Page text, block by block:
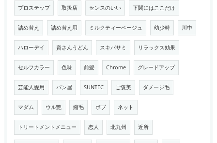
プロステップ 取扱店 センスのいい 下関にはここだけ
詰め替え 詰め替え用 ミルクティーベージュ 幼少時 川中
ハローデイ 資さんうどん スキバサミ リラックス効果
セルフカラー 色味 前髪 Chrome グレードアップ
芸能人愛用 パン屋 SUNTEC ご褒美 ダメージ毛
マダム ウル艶 縮毛 ボブ ネット
トリートメントメニュー 恋人 北九州 近所